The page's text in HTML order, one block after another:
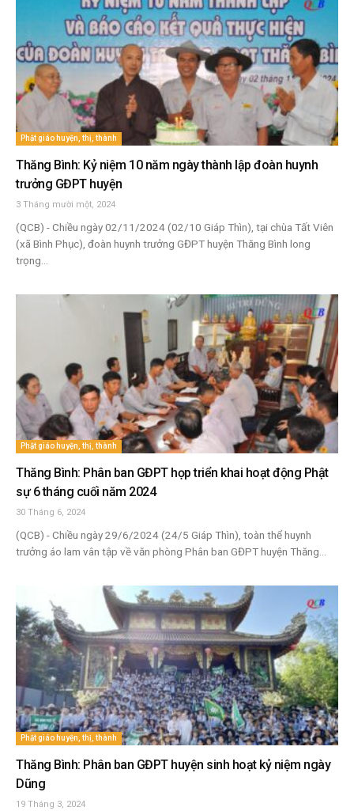
Phật giáo huyện, thị, thành
Thăng Bình: Kỷ niệm 10 năm ngày thành lập đoàn huynh
trưởng GĐPT huyện
3 Tháng mười một, 2024
(QCB) - Chiều ngày 02/11/2024 (02/10 Giáp Thìn), tại chùa Tất Viên
(xã Bình Phục), đoàn huynh trưởng GĐPT huyện Thăng Bình long
trọng...
Phật giáo huyện, thị, thành
Thăng Bình: Phân ban GĐPT họp triển khai hoạt động Phật
sự 6 tháng cuối năm 2024
30 Tháng 6, 2024
(QCB) - Chiều ngày 29/6/2024 (24/5 Giáp Thìn), toàn thể huynh
trưởng áo lam vân tập về văn phòng Phân ban GĐPT huyện Thăng...
Phật giáo huyện, thị, thành
Thăng Bình: Phân ban GĐPT huyện sinh hoạt kỷ niệm ngày
Dũng
19 Tháng 3, 2024